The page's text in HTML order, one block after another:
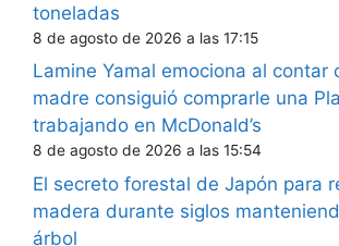
toneladas
8 de agosto de 2026 a las 17:15
Lamine Yamal emociona al contar
madre consiguió comprarle una
trabajando en McDonald’s
8 de agosto de 2026 a las 15:54
El secreto forestal de Japón para
madera durante siglos
árbol